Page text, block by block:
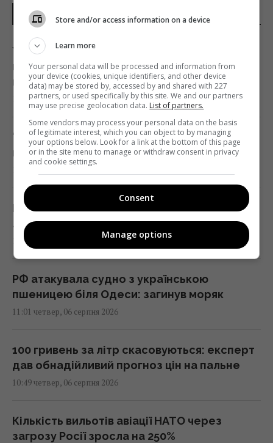
НОВИНИ УКРАЇНИ І СВІТУ
У Криму росіяни поширюють чутки про
висадку десанту ЗСУ: Селезньов пояснив,
що відбувається
11:10 четвер, 06 серпня 2026
"ПриватБанк" оновив курс валют: скільки
коштує долар сьогодні
11:03 четвер, 06 серпня 2026
Росія вдарила по залізничній станції у
Лозовій: є жертви
11:03 четвер, 06 серпня 2026
РФ атакувала судно з українською
пшеницею біля Одеси: загинув моряк
11:01 четвер, 06 серпня 2026
100 гривень за літр скасовуються: експерт
дав обнадійливий прогноз цін на пальне
10:49 четвер, 06 серпня 2026
Кількість вильотів авіації НАТО через
загрозу Росії зросла на 250%
Store and/or access information on a device
Learn more
Your personal data will be processed and information from
your device (cookies, unique identifiers, and other device
data) may be stored by, accessed by and shared with 227
partners, or used specifically by this site. We and our partners
may use precise geolocation data. List of partners.
Some vendors may process your personal data on the basis
of legitimate interest, which you can object to by managing
your options below. Look for a link at the bottom of this page
or in the site menu to manage or withdraw consent in privacy
and cookie settings.
Consent
Manage options